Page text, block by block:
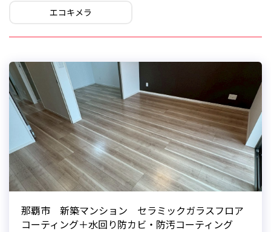
エコキメラ
那覇市 新築マンション セラミックガラスフロア
コーティング＋水回り防カビ・防汚コーティング